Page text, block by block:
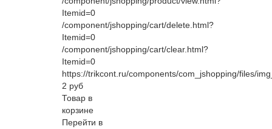
Itemid=0
/component/jshopping/cart/delete.html?
Itemid=0
/component/jshopping/cart/clear.html?
Itemid=0
https://trikcont.ru/components/com_jshopping/files/
2 руб
Товар в
корзине
Перейти в